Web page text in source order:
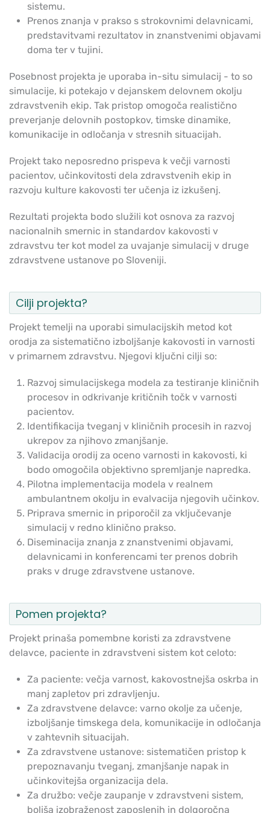
sistemu.
Prenos znanja v prakso s strokovnimi delavnicami,
predstavitvami rezultatov in znanstvenimi objavami
doma ter v tujini.
Posebnost projekta je uporaba in-situ simulacij - to so
simulacije, ki potekajo v dejanskem delovnem okolju
zdravstvenih ekip. Tak pristop omogoča realistično
preverjanje delovnih postopkov, timske dinamike,
komunikacije in odločanja v stresnih situacijah.
Projekt tako neposredno prispeva k večji varnosti
pacientov, učinkovitosti dela zdravstvenih ekip in
razvoju kulture kakovosti ter učenja iz izkušenj.
Rezultati projekta bodo služili kot osnova za razvoj
nacionalnih smernic in standardov kakovosti v
zdravstvu ter kot model za uvajanje simulacij v druge
zdravstvene ustanove po Sloveniji.
Cilji projekta?
Projekt temelji na uporabi simulacijskih metod kot
orodja za sistematično izboljšanje kakovosti in varnosti
v primarnem zdravstvu. Njegovi ključni cilji so:
Razvoj simulacijskega modela za testiranje kliničnih
procesov in odkrivanje kritičnih točk v varnosti
pacientov.
Identifikacija tveganj v kliničnih procesih in razvoj
ukrepov za njihovo zmanjšanje.
Validacija orodij za oceno varnosti in kakovosti, ki
bodo omogočila objektivno spremljanje napredka.
Pilotna implementacija modela v realnem
ambulantnem okolju in evalvacija njegovih učinkov.
Priprava smernic in priporočil za vključevanje
simulacij v redno klinično prakso.
Diseminacija znanja z znanstvenimi objavami,
delavnicami in konferencami ter prenos dobrih
praks v druge zdravstvene ustanove.
Pomen projekta?
Projekt prinaša pomembne koristi za zdravstvene
delavce, paciente in zdravstveni sistem kot celoto:
Za paciente: večja varnost, kakovostnejša oskrba in
manj zapletov pri zdravljenju.
Za zdravstvene delavce: varno okolje za učenje,
izboljšanje timskega dela, komunikacije in odločanja
v zahtevnih situacijah.
Za zdravstvene ustanove: sistematičen pristop k
prepoznavanju tveganj, zmanjšanje napak in
učinkovitejša organizacija dela.
Za družbo: večje zaupanje v zdravstveni sistem,
boljša izobraženost zaposlenih in dolgoročna